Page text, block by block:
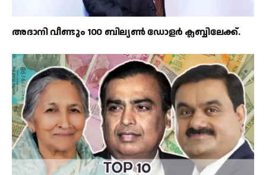
അദാനി വീണ്ടും 100 ബില്യൺ ഡോളർ ക്ലബ്ബിലേക്ക്.